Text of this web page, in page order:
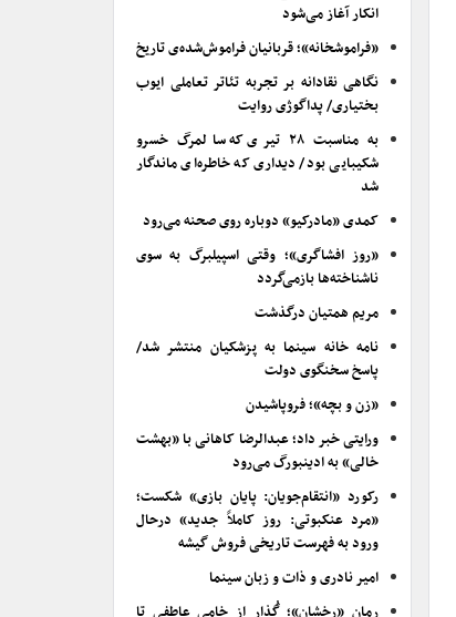
انکار آغاز می‌شود
«فراموشخانه»؛ قربانیان فراموش‌شده‌ی تاریخ
نگاهی نقادانه بر تجربه تئاتر تعاملی ایوب
بختیاری/ پداگوژی روایت
به مناسبت ۲۸ تیری که سالمرگ خسرو
شکیبایی بود/ دیداری که خاطره‌ای ماندگار
شد
کمدی «مادرکیو» دوباره روی صحنه می‌رود
«روز افشاگری»؛ وقتی اسپیلبرگ به سوی
ناشناخته‌ها بازمی‌گردد
مریم همتیان درگذشت
نامه خانه سینما به پزشکیان منتشر شد/
پاسخ سخنگوی دولت
«زن و بچه»؛ فروپاشیدن
ورایتی خبر داد؛ عبدالرضا کاهانی با «بهشت
خالی» به ادینبورگ می‌رود
رکورد «انتقام‌جویان: پایان بازی» شکست؛
«مرد عنکبوتی: روز کاملاً جدید» درحال
ورود به فهرست تاریخی فروش گیشه
امیر نادری و ذات و زبان سینما